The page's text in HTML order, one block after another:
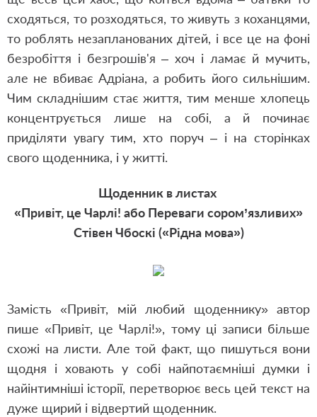
сходяться, то розходяться, то живуть з коханцями,
то роблять незапланованих дітей, і все це на фоні
безробіття і безгрошів'я – хоч і ламає й мучить,
але не вбиває Адріана, а робить його сильнішим.
Чим складнішим стає життя, тим менше хлопець
концентрується лише на собі, а й починає
приділяти увагу тим, хто поруч – і на сторінках
свого щоденника, і у житті.
Щоденник в листах
«Привіт, це Чарлі! або Переваги сором’язливих»
Стівен Чбоскі («Рідна мова»)
Замість «Привіт, мій любий щоденнику» автор
пише «Привіт, це Чарлі!», тому ці записи більше
схожі на листи. Але той факт, що пишуться вони
щодня і ховають у собі найпотаємніші думки і
найінтимніші історії, перетворює весь цей текст на
дуже щирий і відвертий щоденник.